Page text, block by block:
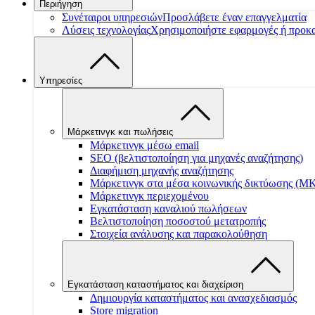
Περιήγηση
Συνέταιροι υπηρεσιώνΠροσλάβετε έναν επαγγελματία
Λύσεις τεχνολογίαςΧρησιμοποιήστε εφαρμογές ή
Υπηρεσίες
Μάρκετινγκ και πωλήσεις
Μάρκετινγκ μέσω email
SEO (βελτιστοποίηση για μηχανές αναζήτησης)
Διαφήμιση μηχανής αναζήτησης
Μάρκετινγκ στα μέσα κοινωνικής δικτύωσης
Μάρκετινγκ περιεχομένου
Εγκατάσταση καναλιού πωλήσεων
Βελτιστοποίηση ποσοστού μετατροπής
Στοιχεία ανάλυσης και παρακολούθηση
Εγκατάσταση καταστήματος και διαχείριση
Δημιουργία καταστήματος και ανασχεδιασμός
Store migration